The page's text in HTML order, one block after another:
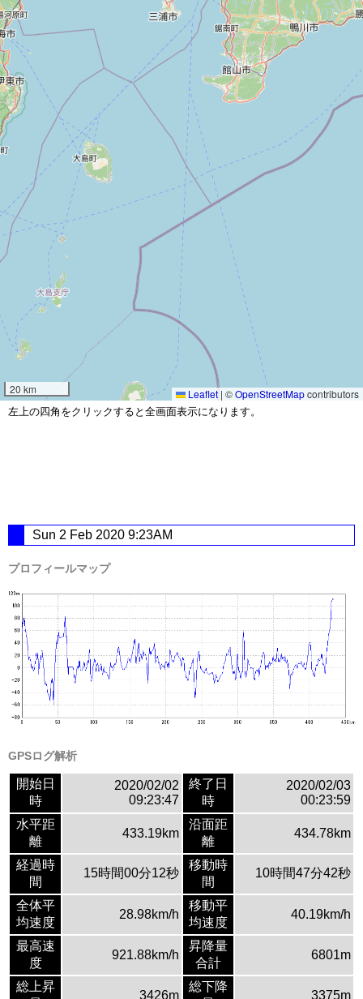
20 km Leaflet | ©OpenStreetMapcontributors
左上の四角をクリックすると全画面表示になります。
Sun 2 Feb 2020 9:23AM
プロフィールマップ
GPSログ解析
開始日
時
2020/02/02
09:23:47
終了日
時
2020/02/03
00:23:59
水平距
離
433.19km
沿面距
離
434.78km
経過時
間
15時間00分12秒
移動時
間
10時間47分42秒
全体平
均速度
28.98km/h
移動平
均速度
40.19km/h
最高速
度
921.88km/h
昇降量
合計
6801m
総上昇
3426m
総下降
3375m